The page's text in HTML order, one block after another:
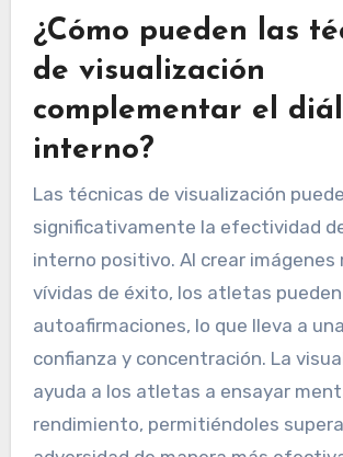
¿Cómo pueden las
de visualización
complementar el
interno?
Las técnicas de visualización
significativamente la efectividad
interno positivo. Al crear imágenes
vívidas de éxito, los atletas
autoafirmaciones, lo que lleva a
confianza y concentración. La
ayuda a los atletas a ensayar
rendimiento, permitiéndoles